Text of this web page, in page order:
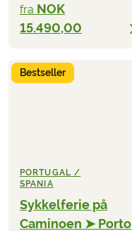
fra NOK
15.490,00
Bestseller
PORTUGAL /
SPANIA
Sykkelferie på
Caminoen ➤ Porto